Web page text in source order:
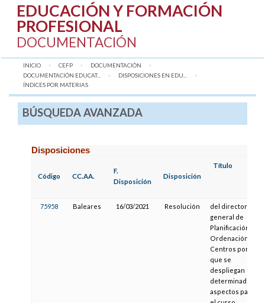
EDUCACIÓN Y FORMACIÓN
PROFESIONAL
DOCUMENTACIÓN
INICIO CEFP
DOCUMENTACIÓN
DOCUMENTACIÓN EDUCAT...
DISPOSICIONES EN EDU...
AQUÍ:
ÍNDICES POR MATERIAS
BÚSQUEDA AVANZADA
Disposiciones
Código CC.AA.
F.
Disposición
Disposición
Título
75958 Baleares 16/03/2021 Resolución
del director
general de
Planificación,
Ordenación y
Centros por la
que se
despliegan
determinados
aspectos para